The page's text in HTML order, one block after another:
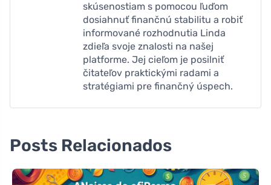
skúsenostiam s pomocou ľuďom
dosiahnuť finančnú stabilitu a robiť
informované rozhodnutia Linda
zdieľa svoje znalosti na našej
platforme. Jej cieľom je posilniť
čitateľov praktickými radami a
stratégiami pre finančný úspech.
Posts Relacionados